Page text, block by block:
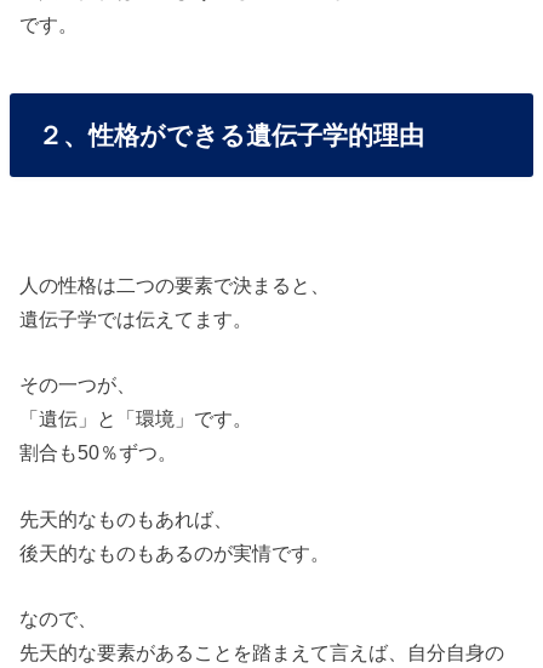
です。
２、性格ができる遺伝子学的理由
人の性格は二つの要素で決まると、
遺伝子学では伝えてます。
その一つが、
「遺伝」と「環境」です。
割合も50％ずつ。
先天的なものもあれば、
後天的なものもあるのが実情です。
なので、
先天的な要素があることを踏まえて言えば、自分自身の